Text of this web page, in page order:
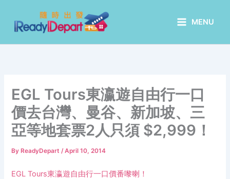
content
MENU
EGL Tours東瀛遊自由行一口
價去台灣、曼谷、新加坡、三
亞等地套票2人只須 $2,999！
By ReadyDepart/April 10, 2014
EGL Tours東瀛遊自由行一口價番嚟喇！